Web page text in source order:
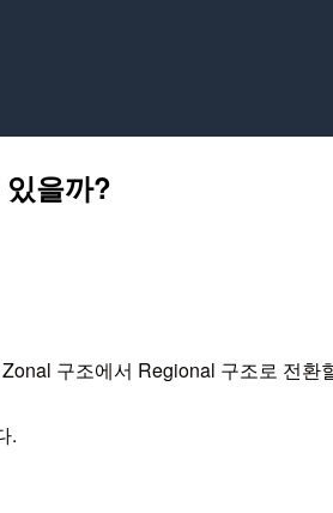
을까?
구조에서 Regional 구조로 전환
.